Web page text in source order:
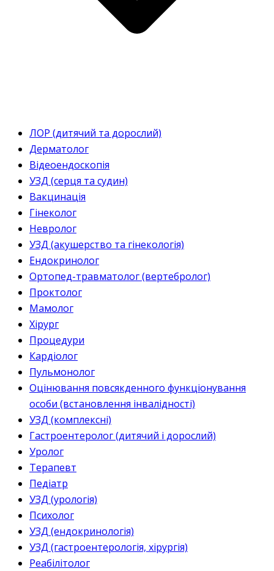
ЛОР (дитячий та дорослий)
Дерматолог
Відеоендоскопія
УЗД (серця та судин)
Вакцинація
Гінеколог
Невролог
УЗД (акушерство та гінекологія)
Ендокринолог
Ортопед-травматолог (вертебролог)
Проктолог
Мамолог
Хірург
Процедури
Кардіолог
Пульмонолог
Оцінювання повсякденного функціонування
особи (встановлення інвалідності)
УЗД (комплексні)
Гастроентеролог (дитячий і дорослий)
Уролог
Терапевт
Педіатр
УЗД (урологія)
Психолог
УЗД (ендокринологія)
УЗД (гастроентерологія, хірургія)
Реабілітолог